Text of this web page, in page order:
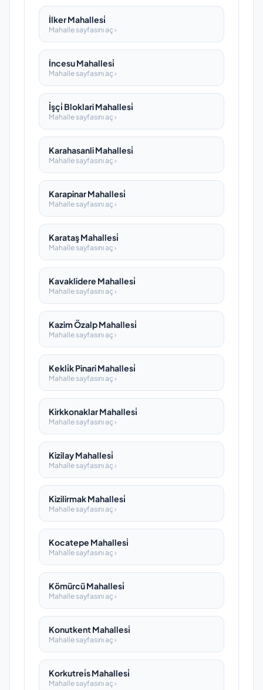
İlker Mahallesi̇
Mahalle sayfasını aç ›
İncesu Mahallesi̇
Mahalle sayfasını aç ›
İşçi̇ Bloklari Mahallesi̇
Mahalle sayfasını aç ›
Karahasanli Mahallesi̇
Mahalle sayfasını aç ›
Karapinar Mahallesi̇
Mahalle sayfasını aç ›
Karataş Mahallesi̇
Mahalle sayfasını aç ›
Kavaklidere Mahallesi̇
Mahalle sayfasını aç ›
Kazim Özalp Mahallesi̇
Mahalle sayfasını aç ›
Kekli̇k Pinari Mahallesi̇
Mahalle sayfasını aç ›
Kirkkonaklar Mahallesi̇
Mahalle sayfasını aç ›
Kizilay Mahallesi̇
Mahalle sayfasını aç ›
Kizilirmak Mahallesi̇
Mahalle sayfasını aç ›
Kocatepe Mahallesi̇
Mahalle sayfasını aç ›
Kömürcü Mahallesi̇
Mahalle sayfasını aç ›
Konutkent Mahallesi̇
Mahalle sayfasını aç ›
Korkutrei̇s Mahallesi̇
Mahalle sayfasını aç ›